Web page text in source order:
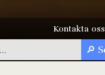
Kontakta oss